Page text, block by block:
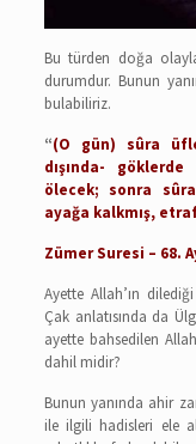
Bu türden doğa
durumdur. Bunun
bulabiliriz.
“(O gün) sûra
dışında-
ölecek; sonra
ayağa kalkmış,
Zümer Suresi – 68.
Ayette Allah’ın
Çak anlatısında da
ayette bahsedilen
dahil midir?
Bunun yanında ahir
ile ilgili hadisleri ele